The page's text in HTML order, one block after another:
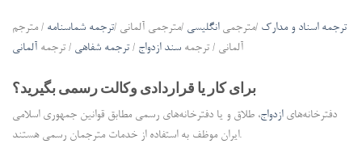
ترجمه اسناد و مدارک /مترجمی انگلیسی /مترجمی آلمانی /ترجمه شماسنامه / مترجم
آلمانی / ترجمه سند ازدواج /ترجمه شفاهی / ترجمه آلمانی
برای کار یا قراردادی وکالت رسمی بگیرید؟
دفترخانه‌های ازدواج، طلاق و یا دفترخانه‌های رسمی مطابق قوانین جمهوری اسلامی
ایران موظف به استفاده از خدمات مترجمان رسمی هستند.